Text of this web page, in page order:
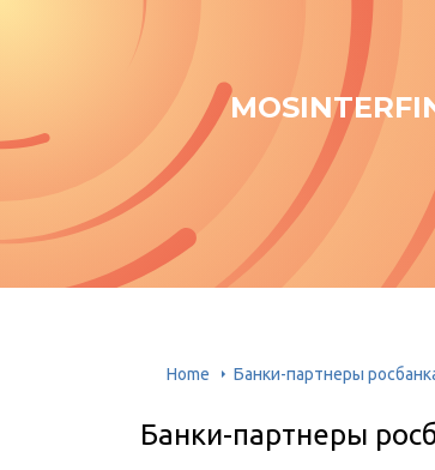
Home Банки-партнеры
Банки-партнеры